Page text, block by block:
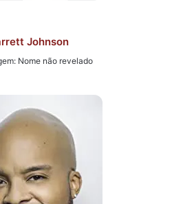
Johnson
Nome não revelado